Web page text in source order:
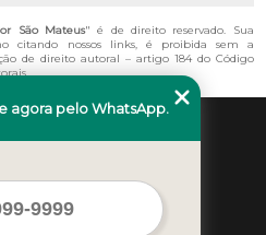
São Mateus" é de direito reservado. Sua
citando nossos links, é proibida sem a
de direito autoral – artigo 184 do Código
.
45 - Centro
09725-370
7347
agora pelo WhatsApp.